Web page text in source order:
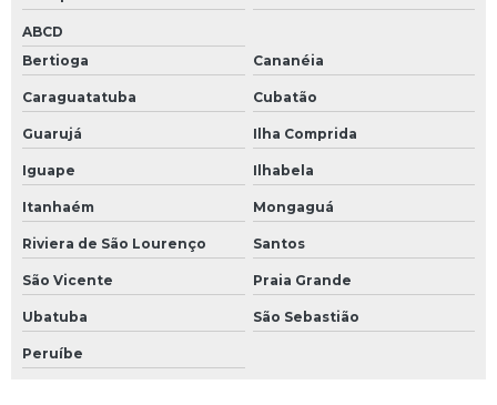
ABCD
Bertioga
Cananéia
Caraguatatuba Cubatão
Guarujá Ilha Comprida
Iguape Ilhabela
Itanhaém Mongaguá
Riviera de São Lourenço Santos
São Vicente Praia Grande
Ubatuba São Sebastião
Peruíbe